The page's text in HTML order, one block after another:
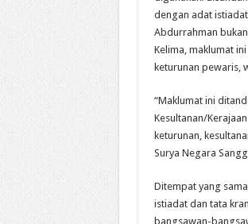
dengan adat
Abdurrahman
Kelima, maklumat
keturunan pewaris,
“Maklumat ini
Kesultanan/
keturunan,
Surya Negara
Ditempat yang
istiadat dan tata
bangsawan-